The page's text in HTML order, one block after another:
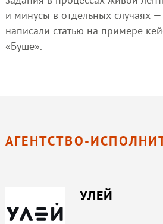
и минусы в отдельных случаях
написали статью на примере
«Буше».
АГЕНТСТВО-
УЛЕЙ